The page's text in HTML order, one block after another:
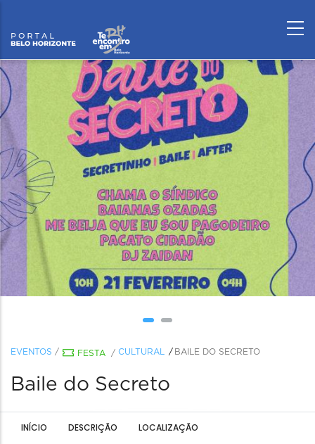
EVENTOS / FESTA / CULTURAL BAILE DO SECRETO
Baile do Secreto
INÍCIO DESCRIÇÃO LOCALIZAÇÃO